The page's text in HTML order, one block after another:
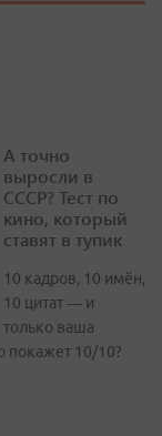
А точно
выросли в
СССР? Тест по
кино, который
ставят в тупик
10 кадров, 10 имён,
10 цитат — и
только ваша
покажет 10/10?